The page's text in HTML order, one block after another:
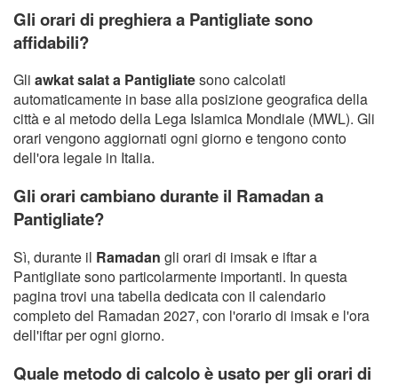
Gli orari di preghiera a Pantigliate sono
affidabili?
Gli awkat salat a Pantigliatesono calcolati
automaticamente in base alla posizione geografica della
città e al metodo della Lega Islamica Mondiale (MWL). Gli
orari vengono aggiornati ogni giorno e tengono conto
dell'ora legale in Italia.
Gli orari cambiano durante il Ramadan a
Pantigliate?
Sì, durante il Ramadan gli orari di imsak e iftar a
Pantigliate sono particolarmente importanti. In questa
pagina trovi una tabella dedicata con il calendario
completo del Ramadan 2027, con l'orario di imsak e l'ora
dell'iftar per ogni giorno.
Quale metodo di calcolo è usato per gli orari di